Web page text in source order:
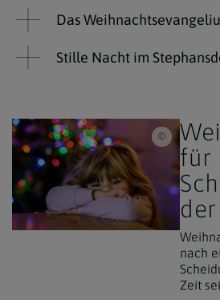
Das
Stille Nacht im
iStock/
für
der
nach
Zeit